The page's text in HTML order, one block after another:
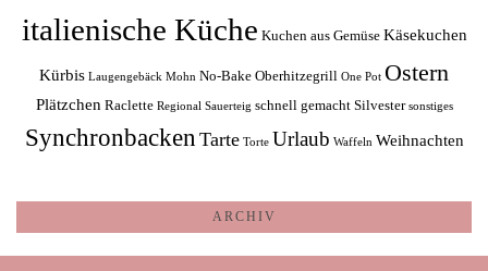
italienische Küche Kuchen aus Gemüse Käsekuchen
Kürbis Laugengebäck Mohn No-Bake Oberhitzegrill One Pot Ostern
Plätzchen Raclette Regional Sauerteig schnell gemacht Silvester sonstiges
Synchronbacken Tarte Torte Urlaub Waffeln Weihnachten
ARCHIV
Archiv